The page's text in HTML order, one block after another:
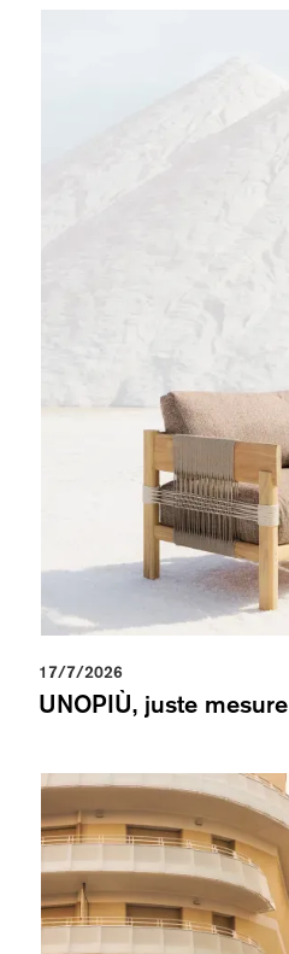
17/7/2026
UNOPIÙ, juste mesure